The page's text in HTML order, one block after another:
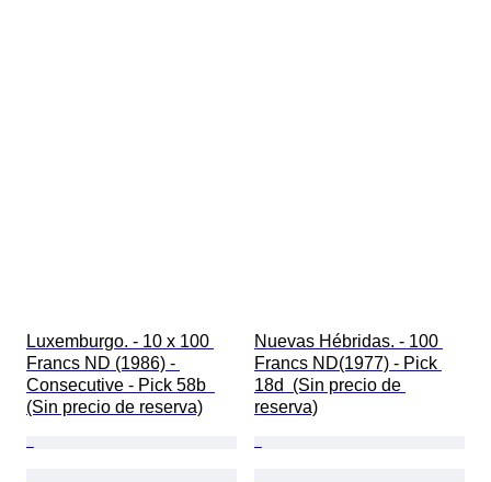
Luxemburgo. - 10 x 100
Francs ND (1986) -
Consecutive - Pick 58b
(Sin precio de reserva)
Nuevas Hébridas. - 100
Francs ND(1977) - Pick
18d  (Sin precio de
reserva)